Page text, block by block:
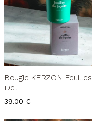
Bougie KERZON Feuilles
De...
Prix
39,00 €